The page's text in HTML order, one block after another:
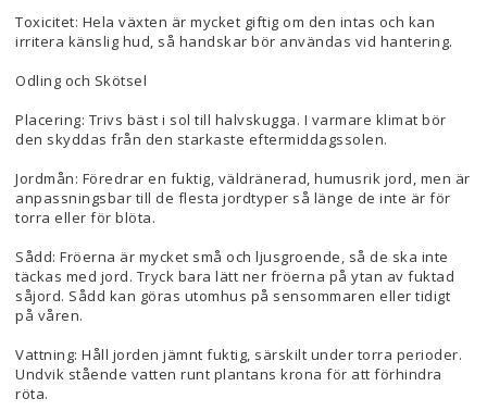
Toxicitet: Hela växten är mycket giftig om den intas och kan
irritera känslig hud, så handskar bör användas vid hantering.
Odling och Skötsel
Placering: Trivs bäst i sol till halvskugga. I varmare klimat bör
den skyddas från den starkaste eftermiddagssolen.
Jordmån: Föredrar en fuktig, väldränerad, humusrik jord, men är
anpassningsbar till de flesta jordtyper så länge de inte är för
torra eller för blöta.
Sådd: Fröerna är mycket små och ljusgroende, så de ska inte
täckas med jord. Tryck bara lätt ner fröerna på ytan av fuktad
såjord. Sådd kan göras utomhus på sensommaren eller tidigt
på våren.
Vattning: Håll jorden jämnt fuktig, särskilt under torra perioder.
Undvik stående vatten runt plantans krona för att förhindra
röta.